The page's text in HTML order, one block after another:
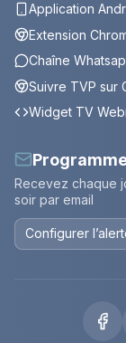
Application
Extension
Chaîne
Suivre TVP sur
Widget TV
Recevez chaque
soir par email
Configurer